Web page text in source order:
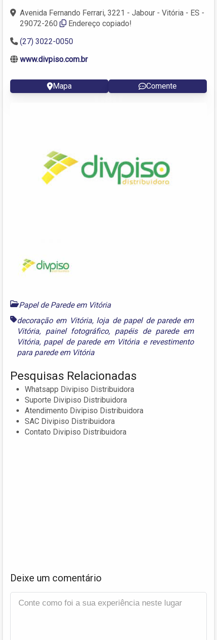
Avenida Fernando Ferrari, 3221 - Jabour - Vitória - ES -
29072-260
Endereço copiado!
(27) 3022-0050
www.divpiso.com.br
Mapa Comente
Papel de Parede em Vitória
decoração em Vitória, loja de papel de parede em
Vitória, painel fotográfico, papéis de parede em
Vitória, papel de parede em Vitória e revestimento
para parede em Vitória
Pesquisas Relacionadas
Whatsapp Divipiso Distribuidora
Suporte Divipiso Distribuidora
Atendimento Divipiso Distribuidora
SAC Divipiso Distribuidora
Contato Divipiso Distribuidora
Deixe um comentário